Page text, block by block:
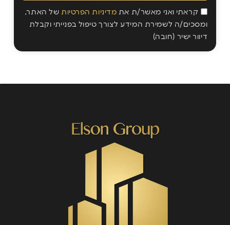
קראתי ואני מאשר/ת את מדיניות הפרטיות של האתר,
ומסכים/ה לשמירת המידע לצורך טיפול בפנייתי וקבלת
דיוור ישיר (חובה)